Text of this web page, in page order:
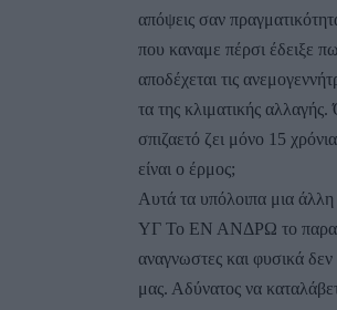
απόψεις σαν
που καναμε πέρσι έδειξε
αποδέχεται τις
τα της κλιματικής
σπιζαετό ζει μόνο 15
είναι ο έρμος;
Αυτά τα υπόλοιπα μια
ΥΓ Το ΕΝ ΑΝΔΡΩ το
αναγνωστες και φυσικά δεν
μας. Αδύνατος να